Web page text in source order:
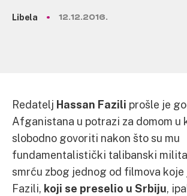
Libela 12.12.2016.
Redatelj Hassan Fazili prošle je
Afganistana u potrazi za domom u
slobodno govoriti nakon što su mu
fundamentalistički talibanski
smrću zbog jednog od filmova koje
Fazili, koji se preselio u Srbiju,